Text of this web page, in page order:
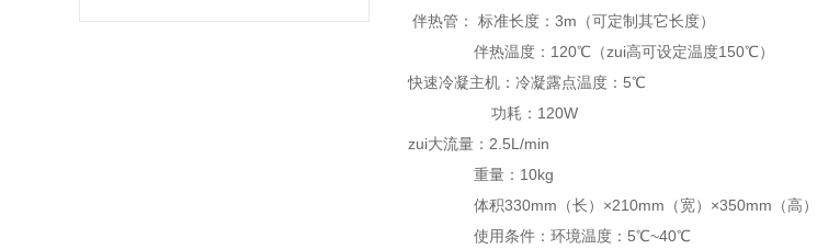
伴热管： 标准长度：3m（可定制其它长度）
伴热温度：120℃（zui高可设定温度150℃）
快速冷凝主机：冷凝露点温度：5℃
功耗：120W
zui大流量：2.5L/min
重量：10kg
体积330mm（长）×210mm（宽）×350mm（高）
使用条件：环境温度：5℃~40℃